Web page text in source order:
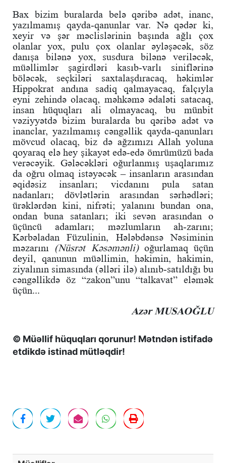
Bax bizim buralarda belə qəribə adət, inanc,
yazılmamış qayda-qanunlar var. Nə qədər ki,
xeyir və şər məclislərinin başında ağlı çox
olanlar yox, pulu çox olanlar əyləşəcək, söz
danışa bilənə yox, susdura bilənə veriləcək,
müəllimlər şagirdləri kasıb-varlı siniflərinə
böləcək, seçkiləri saxtalaşdıracaq, həkimlər
Hippokrat andına sadiq qalmayacaq, falçıyla
eyni zehində olacaq, məhkəmə ədaləti satacaq,
insan hüquqları ali olmayacaq, bu münbit
vəziyyətdə bizim buralarda bu qəribə adət və
inanclar, yazılmamış cəngəllik qayda-qanunları
mövcud olacaq, biz də ağzımızı Allah yoluna
qoyaraq elə hey şikayət edə-edə ömrümüzü bada
verəcəyik. Gələcəkləri oğurlanmış uşaqlarımız
da oğru olmaq istəyəcək – insanların arasından
əqidəsiz insanları; vicdanını pula satan
nadanları; dövlətlərin arasından sərhədləri;
ürəklərdən kini, nifrəti; yalanını bundan ona,
ondan buna satanları; iki sevən arasından o
üçüncü adamları; məzlumların ah-zarını;
Kərbəladan Füzulinin, Hələbdənsə Nəsiminin
məzarını (Nüsrət Kəsəmənli)oğurlamaq üçün
deyil, qanunun müəllimin, həkimin, hakimin,
ziyalının simasında (əlləri ilə) alınıb-satıldığı bu
cəngəllikdə öz “zakon”unu “talkavat” eləmək
üçün...
Azər MUSAOĞLU
© Müəllif hüquqları qorunur! Mətndən istifadə
etdikdə istinad mütləqdir!